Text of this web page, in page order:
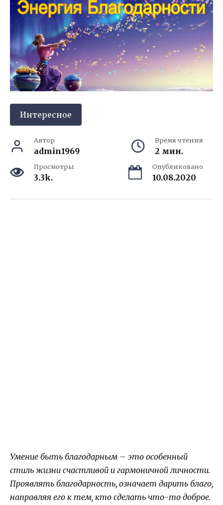
Интересное
Автор
admin1969
Время чтения
2 мин.
Просмотры
3.3k.
Опубликовано
10.08.2020
Умение быть благодарным – это особенный
стиль жизни счастливой и гармоничной личности.
Проявлять благодарность, означает дарить благо,
направляя его к тем, кто сделать что-то доброе.